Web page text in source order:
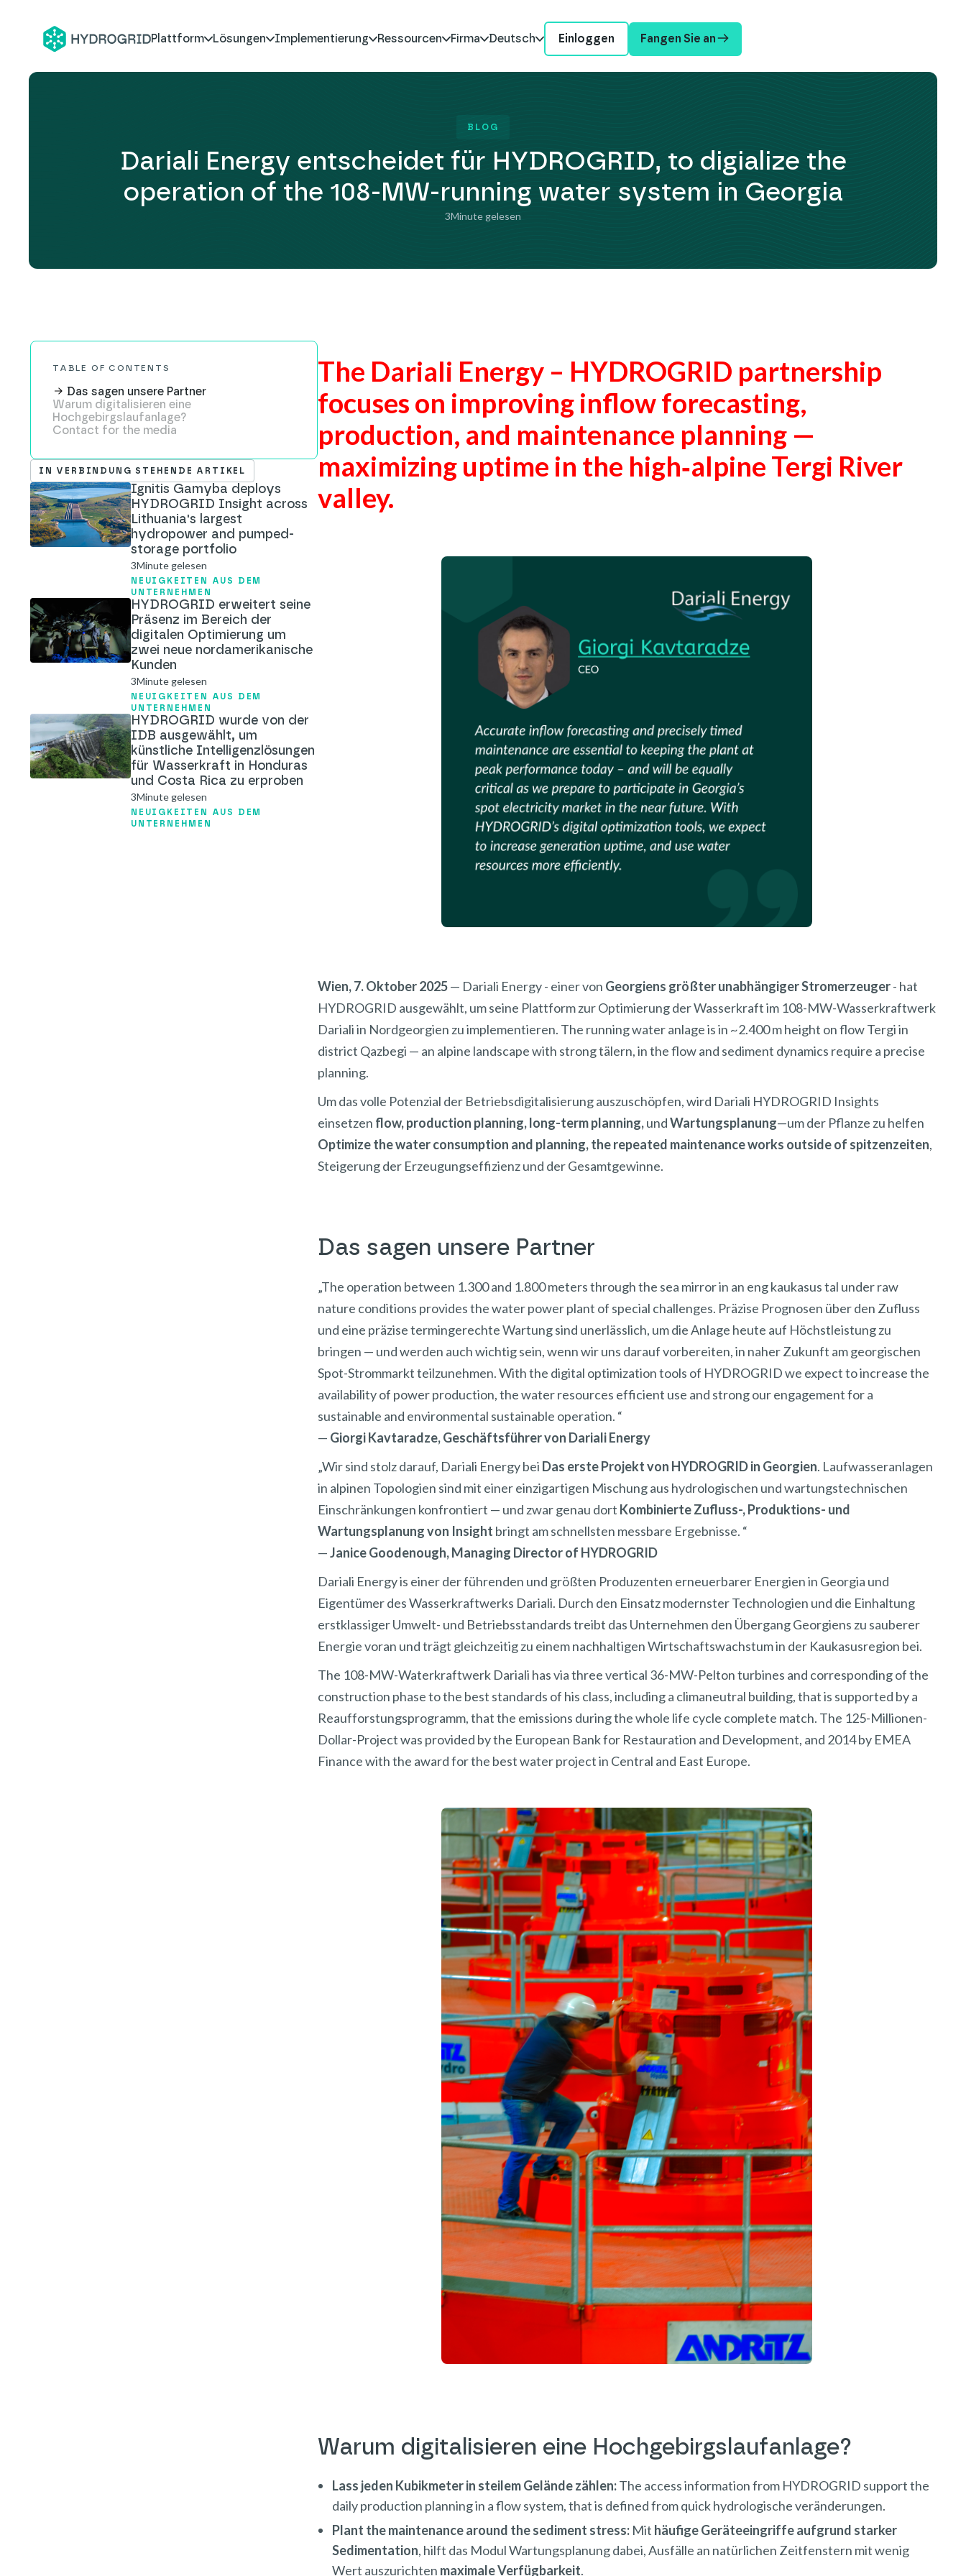
Plattform Lösungen Implementierung Ressourcen Firma Deutsch Einloggen Fangen Sie an
BLOG
Dariali Energy entscheidet für HYDROGRID, to digialize the
operation of the 108-MW‑running water system in Georgia
3Minute gelesen
TABLE OF CONTENTS
Das sagen unsere Partner
Warum digitalisieren eine
Hochgebirgslaufanlage?
Contact for the media
IN VERBINDUNG STEHENDE ARTIKEL
Ignitis Gamyba deploys
HYDROGRID Insight across
Lithuania's largest
hydropower and pumped-
storage portfolio
3Minute gelesen
NEUIGKEITEN AUS DEM
UNTERNEHMEN
HYDROGRID erweitert seine
Präsenz im Bereich der
digitalen Optimierung um
zwei neue nordamerikanische
Kunden
3Minute gelesen
NEUIGKEITEN AUS DEM
UNTERNEHMEN
HYDROGRID wurde von der
IDB ausgewählt, um
künstliche Intelligenzlösungen
für Wasserkraft in Honduras
und Costa Rica zu erproben
3Minute gelesen
NEUIGKEITEN AUS DEM
UNTERNEHMEN
The Dariali Energy – HYDROGRID partnership
focuses on improving inflow forecasting,
production, and maintenance planning —
maximizing uptime in the high‑alpine Tergi River
valley.
Wien, 7. Oktober 2025— Dariali Energy - einer von Georgiens größter unabhängiger Stromerzeuger- hat
HYDROGRID ausgewählt, um seine Plattform zur Optimierung der Wasserkraft im 108-MW-Wasserkraftwerk
Dariali in Nordgeorgien zu implementieren. The running water anlage is in ~2.400 m height on flow Tergi in
district Qazbegi — an alpine landscape with strong tälern, in the flow and sediment dynamics require a precise
planning.
Um das volle Potenzial der Betriebsdigitalisierung auszuschöpfen, wird Dariali HYDROGRID Insights
einsetzen flow, production planning, long-term planning,undWartungsplanung—um der Pflanze zu helfen
Optimize the water consumption and planning, the repeated maintenance works outside of spitzenzeiten,
Steigerung der Erzeugungseffizienz und der Gesamtgewinne.
Das sagen unsere Partner
„The operation between 1.300 and 1.800 meters through the sea mirror in an eng kaukasus tal under raw
nature conditions provides the water power plant of special challenges. Präzise Prognosen über den Zufluss
und eine präzise termingerechte Wartung sind unerlässlich, um die Anlage heute auf Höchstleistung zu
bringen — und werden auch wichtig sein, wenn wir uns darauf vorbereiten, in naher Zukunft am georgischen
Spot-Strommarkt teilzunehmen. With the digital optimization tools of HYDROGRID we expect to increase the
availability of power production, the water resources efficient use and strong our engagement for a
sustainable and environmental sustainable operation. “
— Giorgi Kavtaradze, Geschäftsführer von Dariali Energy
„Wir sind stolz darauf, Dariali Energy bei Das erste Projekt von HYDROGRID in Georgien. Laufwasseranlagen
in alpinen Topologien sind mit einer einzigartigen Mischung aus hydrologischen und wartungstechnischen
Einschränkungen konfrontiert — und zwar genau dort Kombinierte Zufluss-, Produktions- und
Wartungsplanung von Insight bringt am schnellsten messbare Ergebnisse. “
—Janice Goodenough, Managing Director of HYDROGRID
Dariali Energy is einer der führenden und größten Produzenten erneuerbarer Energien in Georgia und
Eigentümer des Wasserkraftwerks Dariali. Durch den Einsatz modernster Technologien und die Einhaltung
erstklassiger Umwelt- und Betriebsstandards treibt das Unternehmen den Übergang Georgiens zu sauberer
Energie voran und trägt gleichzeitig zu einem nachhaltigen Wirtschaftswachstum in der Kaukasusregion bei.
The 108-MW-Waterkraftwerk Dariali has via three vertical 36-MW-Pelton turbines and corresponding of the
construction phase to the best standards of his class, including a climaneutral building, that is supported by a
Reaufforstungsprogramm, that the emissions during the whole life cycle complete match. The 125-Millionen-
Dollar-Project was provided by the European Bank for Restauration and Development, and 2014 by EMEA
Finance with the award for the best water project in Central and East Europe.
Warum digitalisieren eine Hochgebirgslaufanlage?
Lass jeden Kubikmeter in steilem Gelände zählen:The access information from HYDROGRID support the
daily production planning in a flow system, that is defined from quick hydrologische veränderungen.
Plant the maintenance around the sediment stress: Mit häufige Geräteeingriffe aufgrund starker
Sedimentation, hilft das Modul Wartungsplanung dabei, Ausfälle an natürlichen Zeitfenstern mit wenig
Wert auszurichten maximale Verfügbarkeit.